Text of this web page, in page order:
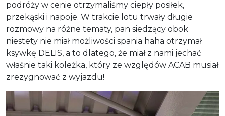
podróży w cenie otrzymaliśmy ciepły posiłek,
przekąski i napoje. W trakcie lotu trwały długie
rozmowy na różne tematy, pan siedzący obok
niestety nie miał możliwości spania haha otrzymał
ksywkę DELIS, a to dlatego, że miał z nami jechać
właśnie taki koleżka, który ze względów ACAB musiał
zrezygnować z wyjazdu!